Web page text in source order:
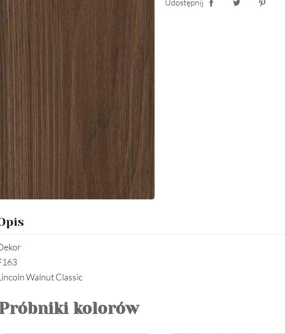
Udostępnij
Walnut Classic
kolorów